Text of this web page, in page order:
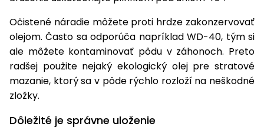
Postrekovače
a rosiče
Príslušenstvo
Očistené náradie môžete proti hrdze zakonzervovať
olejom. Často sa odporúča napríklad WD-40, tým si
ale môžete kontaminovať pôdu v záhonoch. Preto
radšej použite nejaký ekologický olej pre stratové
mazanie, ktorý sa v pôde rýchlo rozloží na neškodné
zložky.
Dôležité je správne uloženie